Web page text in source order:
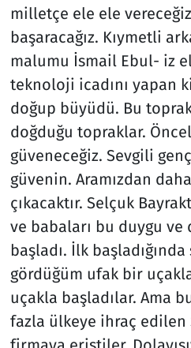
milletçe ele ele
başaracağız. Kıymetli
malumu İsmail Ebul- iz
teknoloji icadını yapan
doğup büyüdü. Bu
doğduğu topraklar.
güveneceğiz. Sevgili
güvenin. Aramızdan
çıkacaktır. Selçuk
ve babaları bu duygu
başladı. İlk
gördüğüm ufak bir
uçakla başladılar. Ama
fazla ülkeye ihraç edilen